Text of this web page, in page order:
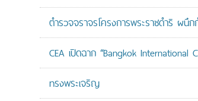
ตำรวจจราจรโครงการพระราชดำริ ผนึก
CEA เปิดฉาก “Bangkok
ทรงพระเจริญ